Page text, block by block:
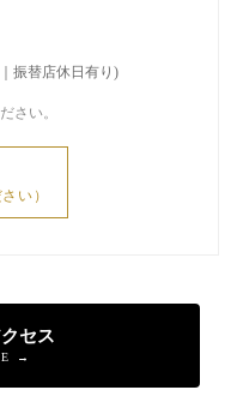
振替店休日有り)
さい。
い）
セス
→